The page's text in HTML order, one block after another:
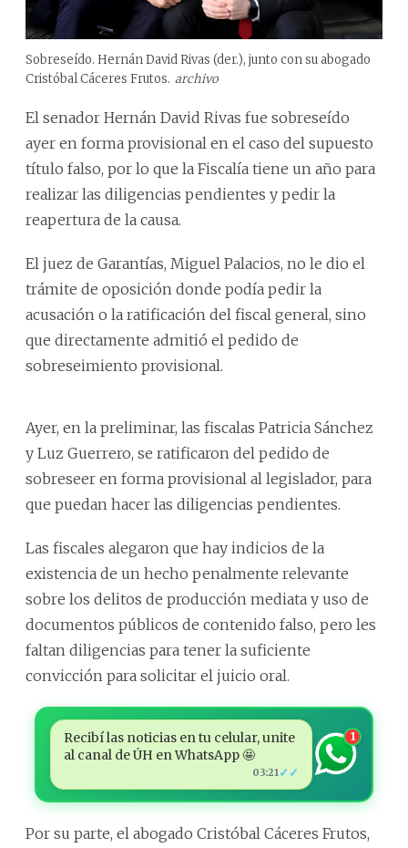
Sobreseído. Hernán David Rivas (der.), junto con su abogado
Cristóbal Cáceres Frutos. archivo
El senador Hernán David Rivas fue sobreseído
ayer en forma provisional en el caso del supuesto
título falso, por lo que la Fiscalía tiene un año para
realizar las diligencias pendientes y pedir la
reapertura de la causa.
El juez de Garantías, Miguel Palacios, no le dio el
trámite de oposición donde podía pedir la
acusación o la ratificación del fiscal general, sino
que directamente admitió el pedido de
sobreseimiento provisional.
Ayer, en la preliminar, las fiscalas Patricia Sánchez
y Luz Guerrero, se ratificaron del pedido de
sobreseer en forma provisional al legislador, para
que puedan hacer las diligencias pendientes.
Las fiscales alegaron que hay indicios de la
existencia de un hecho penalmente relevante
sobre los delitos de producción mediata y uso de
documentos públicos de contenido falso, pero les
faltan diligencias para tener la suficiente
convicción para solicitar el juicio oral.
Recibí las noticias en tu celular, unite
al canal de ÚH en WhatsApp 🤩
03:21 ✓✓
1
Por su parte, el abogado Cristóbal Cáceres Frutos,